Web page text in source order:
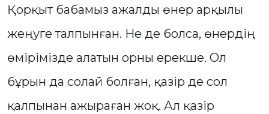
Қорқыт бабамыз ажалды өнер арқылы
жеңуге талпынған. Не де болса, өнердің
өмірімізде алатын орны ерекше. Ол
бұрын да солай болған, қазір де сол
қалпынан ажыраған жоқ. Ал қазір